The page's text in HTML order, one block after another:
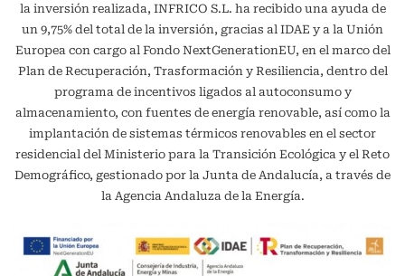
la inversión realizada, INFRICO S.L. ha recibido una ayuda de
un 9,75% del total de la inversión, gracias al IDAE y a la Unión
Europea con cargo al Fondo NextGenerationEU, en el marco del
Plan de Recuperación, Trasformación y Resiliencia, dentro del
programa de incentivos ligados al autoconsumo y
almacenamiento, con fuentes de energía renovable, así como la
implantación de sistemas térmicos renovables en el sector
residencial del Ministerio para la Transición Ecológica y el Reto
Demográfico, gestionado por la Junta de Andalucía, a través de
la Agencia Andaluza de la Energía.